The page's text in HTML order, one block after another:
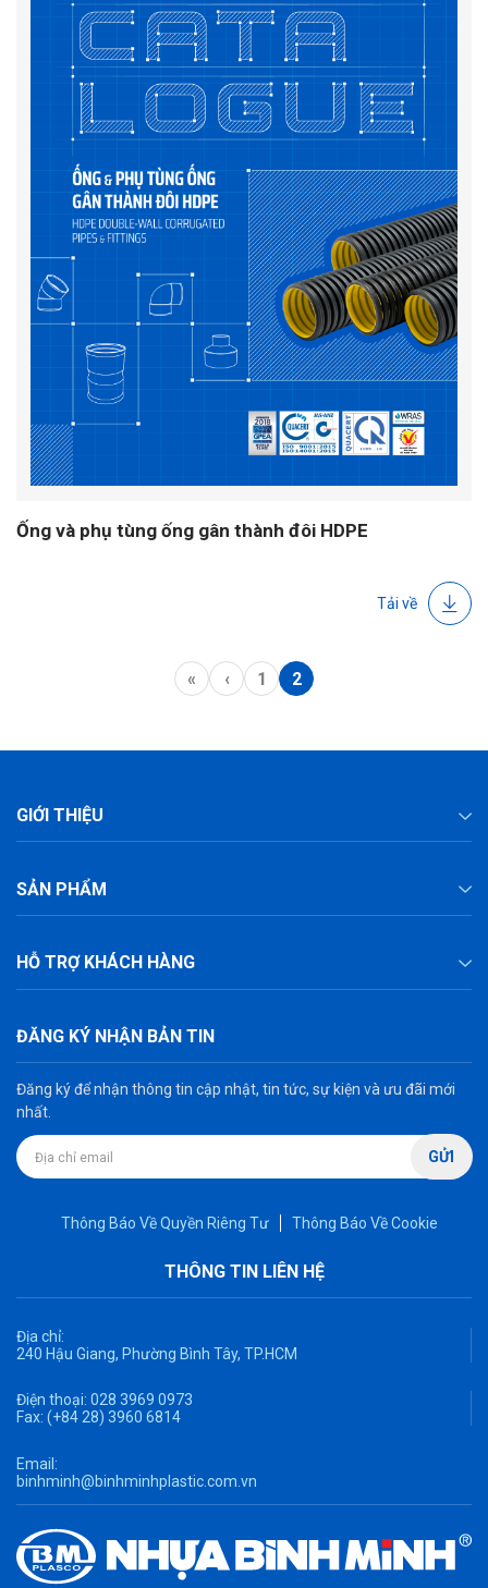
Ống và phụ tùng ống gân thành đôi HDPE
Tải về
« ‹ 1 2
GIỚI THIỆU
SẢN PHẨM
HỖ TRỢ KHÁCH HÀNG
ĐĂNG KÝ NHẬN BẢN TIN
Đăng ký để nhận thông tin cập nhật, tin tức, sự kiện và ưu đãi mới
nhất.
GỬI
THÔNG TIN LIÊN HỆ
Thông Báo Về Quyền Riêng Tư Thông Báo Về Cookie
Địa chỉ:
240 Hậu Giang, Phường Bình Tây, TP.HCM
Điện thoại: 028 3969 0973
Fax: (+84 28) 3960 6814
Email:
binhminh@binhminhplastic.com.vn